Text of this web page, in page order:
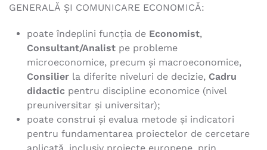
GENERALĂ ŞI COMUNICARE ECONOMICĂ:
poate îndeplini funcţia de Economist,
Consultant/Analist pe probleme
microeconomice, precum şi macroeconomice,
Consilier la diferite niveluri de decizie, Cadru
didactic pentru discipline economice (nivel
preuniversitar şi universitar);
poate construi şi evalua metode şi indicatori
pentru fundamentarea proiectelor de cercetare